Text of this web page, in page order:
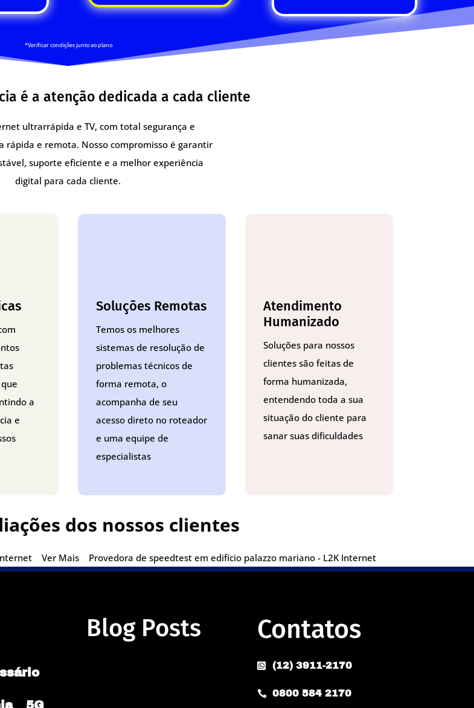
*Verificar condições junto ao plano
é a atenção dedicada a cada cliente
ultrarrápida e TV, com total segurança e
rápida e remota. Nosso compromisso é garantir
suporte eficiente e a melhor experiência
digital para cada cliente.
a
e
Soluções Remotas
Temos os melhores
sistemas de resolução de
problemas técnicos de
forma remota, o
acompanha de seu
acesso direto no roteador
e uma equipe de
especialistas
Atendimento
Humanizado
Soluções para nossos
clientes são feitas de
forma humanizada,
entendendo toda a sua
situação do cliente para
sanar suas dificuldades
dos nossos clientes
Ver Mais Provedora de speedtest em edifício palazzo mariano - L2K Internet
5G
Blog Posts Contatos
 (12) 3911-2170
 0800 584 2170